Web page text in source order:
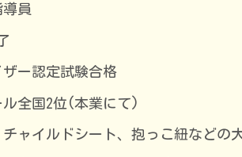
員
ー認定試験合格
ル全国2位(本業にて)
ャイルドシート、抱っこ紐などの